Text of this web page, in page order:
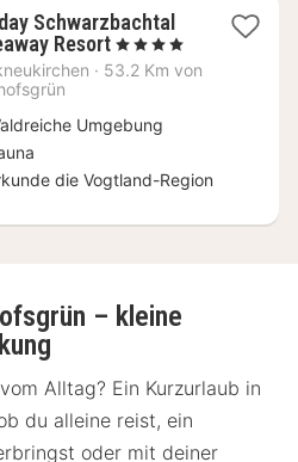
Schwarzbachtal
Resort1
Nacht
€
, 4 Sterne
· 53.2 Km von
Umgebung
die Vogtland-Region
– kleine
Alltag? Ein Kurzurlaub in
du alleine reist, ein
oder mit deiner